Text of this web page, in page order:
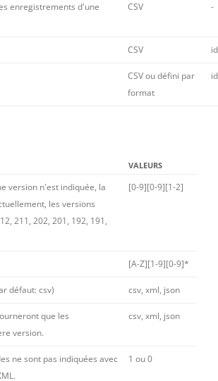
enregistrements d'une
CSV -
CSV id
CSV ou défini par
format
id
VALEURS
version n'est indiquée, la
les versions
211, 202, 201, 192, 191,
[0-9][0-9][1-2]
[A-Z][1-9][0-9]*
défaut: csv) csv, xml, json
que les
version.
csv, xml, json
ne sont pas indiquées avec
1 ou 0